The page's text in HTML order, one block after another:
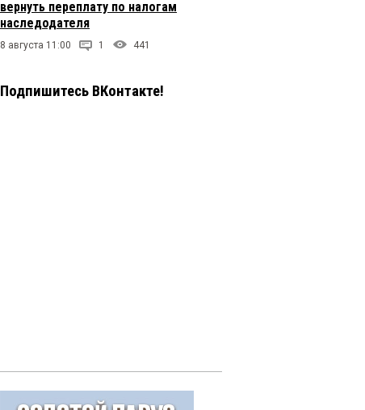
вернуть переплату по налогам
наследодателя
8 августа 11:00 1 441
Подпишитесь ВКонтакте!